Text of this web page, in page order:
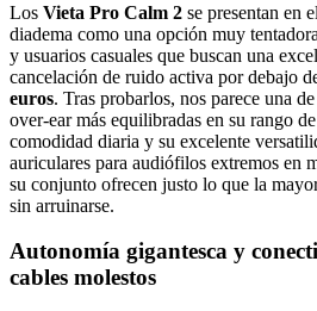
Los Vieta Pro Calm 2 se presentan en
diadema como una opción muy
y usuarios casuales que buscan una
cancelación de ruido activa por debajo
euros. Tras probarlos, nos parece una
over-ear más equilibradas en su rango
comodidad diaria y su excelente
auriculares para audiófilos extremos en
su conjunto ofrecen justo lo que la
sin arruinarse.
Autonomía gigantesca y
cables molestos